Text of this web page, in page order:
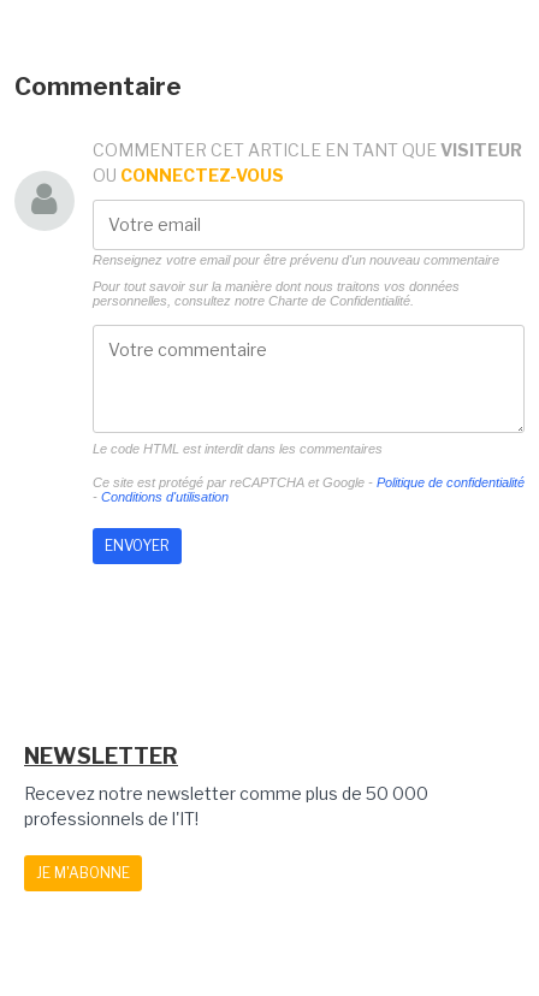
Commentaire
COMMENTER CET ARTICLE EN TANT QUE VISITEUR
OU CONNECTEZ-VOUS
Renseignez votre email pour être prévenu d'un nouveau commentaire
Pour tout savoir sur la manière dont nous traitons vos données
personnelles, consultez notre Charte de Confidentialité.
Le code HTML est interdit dans les commentaires
Ce site est protégé par reCAPTCHA et Google - Politique de confidentialité
- Conditions d'utilisation
NEWSLETTER
Recevez notre newsletter comme plus de 50 000
professionnels de l'IT!
JE M'ABONNE